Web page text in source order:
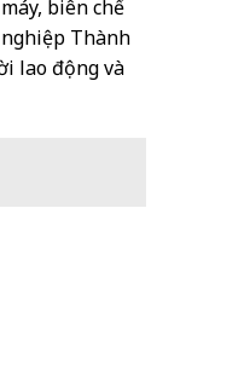
biên chế
Thành
lao động và